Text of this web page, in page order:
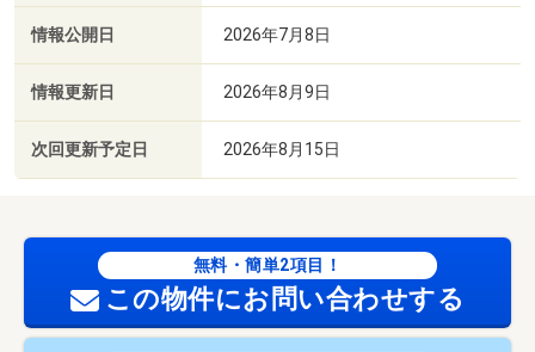
情報公開日 2026年7月8日
情報更新日 2026年8月9日
次回更新予定日 2026年8月15日
無料・簡単2項目！
この物件にお問い合わせする